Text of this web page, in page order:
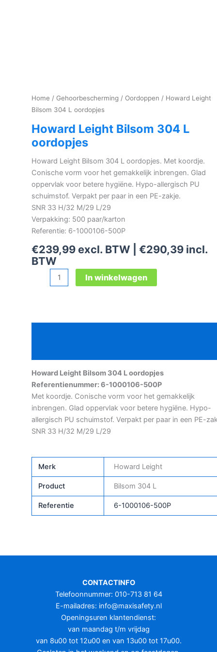
Home / Gehoorbescherming / Oordoppen / Howard Leight
Bilsom 304 L oordopjes
Howard Leight Bilsom 304 L
oordopjes
Howard Leight Bilsom 304 L oordopjes. Met koordje.
Conische vorm voor het gemakkelijk inbrengen. Glad
oppervlak voor betere hygiëne. Hypo-allergisch PU
schuimstof. Verpakt per paar in een PE-zakje.
SNR 33 H/32 M/29 L/29
Verpakking: 500 paar/karton
Referentie: 6-1000106-500P
€239,99 excl. BTW | €290,39 incl.
BTW
Leight
L
In winkelwagen
Howard Leight Bilsom 304 L oordopjes
Referentienummer: 6-1000106-500P
Met koordje. Conische vorm voor het gemakkelijk
inbrengen. Glad oppervlak voor betere hygiëne. Hypo-
allergisch PU schuimstof. Verpakt per paar in een PE-
SNR 33 H/32 M/29 L/29
Merk Howard Leight
Product Bilsom 304 L
Referentie 6-1000106-500P
CONTACTINFO
Telefoonnummer: 010-713 81 64
E-mailadres: info@maxisafety.nl
Openingsuren klantendienst:
van maandag t/m vrijdag
van 8u00 tot 12u00 en van 13u00 tot 17u00.